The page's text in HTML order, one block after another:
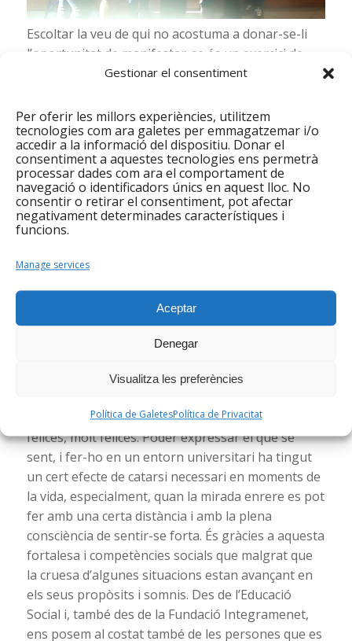
Gestionar el consentiment
Per oferir les millors experiències, utilitzem
tecnologies com ara galetes per emmagatzemar i/o
accedir a la informació del dispositiu. Donar el
consentiment a aquestes tecnologies ens permetrà
processar dades com ara el comportament de
navegació o identificadors únics en aquest lloc. No
consentir o retirar el consentiment, pot afectar
negativament determinades característiques i
funcions.
Manage services
Aceptar
Denegar
Visualitza les preferències
Política de GaletesPolítica de Privacitat
Escoltar la veu de qui no acostuma a donar-se-li
l’oportunitat de manifestar-se és un exercici de
dignitat i reconeixement que avui a la UB ha
sense cap mena de dubte, esdevindran un punt
d’inflexió en el camí que estem iniciant. No és fàcil
esdevenir testimoni en primera persona de relats i
episodis biogràfics amb tanta càrrega emotiva,
dolor i patiment; no és gens senzill per ningú i
encara menys fer-ho en públic davant una
cinquantena de persones desconegudes, resulta
autopercepció feble i una autoestima que tot just
està en vies de recuperació….. quina gran lliçó de
dignitat humana presentant evidències de
resiliència, esperit de superació i fortalesa que
difícilment tindran ocasió de tornar a trobar
grau universitari.[/caption]
Aquestes dones han sortit també satisfetes i
felices, molt felices. Poder expressar el que se
sent, i fer-ho en un entorn universitari ha tingut
un cert efecte de catarsi necessari en moments de
la vida, especialment, quan la mirada enrere es pot
fer amb una certa distància i amb la plena
consciència de sentir-se forta. És gràcies a aquesta
fortalesa i competències socials que malgrat que
la cruesa d’algunes situacions estan avançant en
els seus propòsits i somnis. Des de l’Educació
Social i, també des de la Fundació Integramenet,
ens posem al costat també de les persones que es